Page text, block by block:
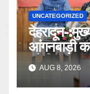
UNCATEGORIZED
देहरादून-
आंगनबाड़ी
को किया
AUG 8, 2026